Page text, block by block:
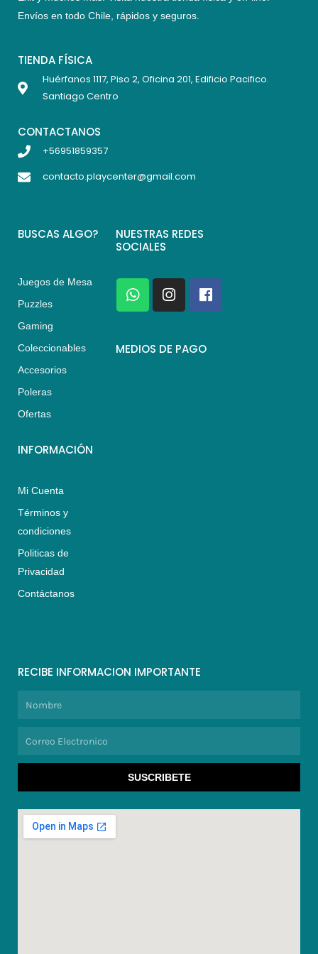
Envíos en todo Chile, rápidos y seguros.
TIENDA FÍSICA
Huérfanos 1117, Piso 2, Oficina 201, Edificio Pacifico.
Santiago Centro
CONTACTANOS
+56951859357
contacto.playcenter@gmail.com
BUSCAS ALGO?
Juegos de Mesa
Puzzles
Gaming
Coleccionables
Accesorios
Poleras
Ofertas
INFORMACIÓN
Mi Cuenta
Términos y
condiciones
Politicas de
Privacidad
Contáctanos
NUESTRAS REDES
SOCIALES
W
h
a
s
I
n
s
a
F
a
c
b
MEDIOS DE PAGO
RECIBE INFORMACION IMPORTANTE
SUSCRIBETE